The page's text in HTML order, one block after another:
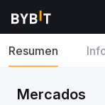
Resumen
Mercados